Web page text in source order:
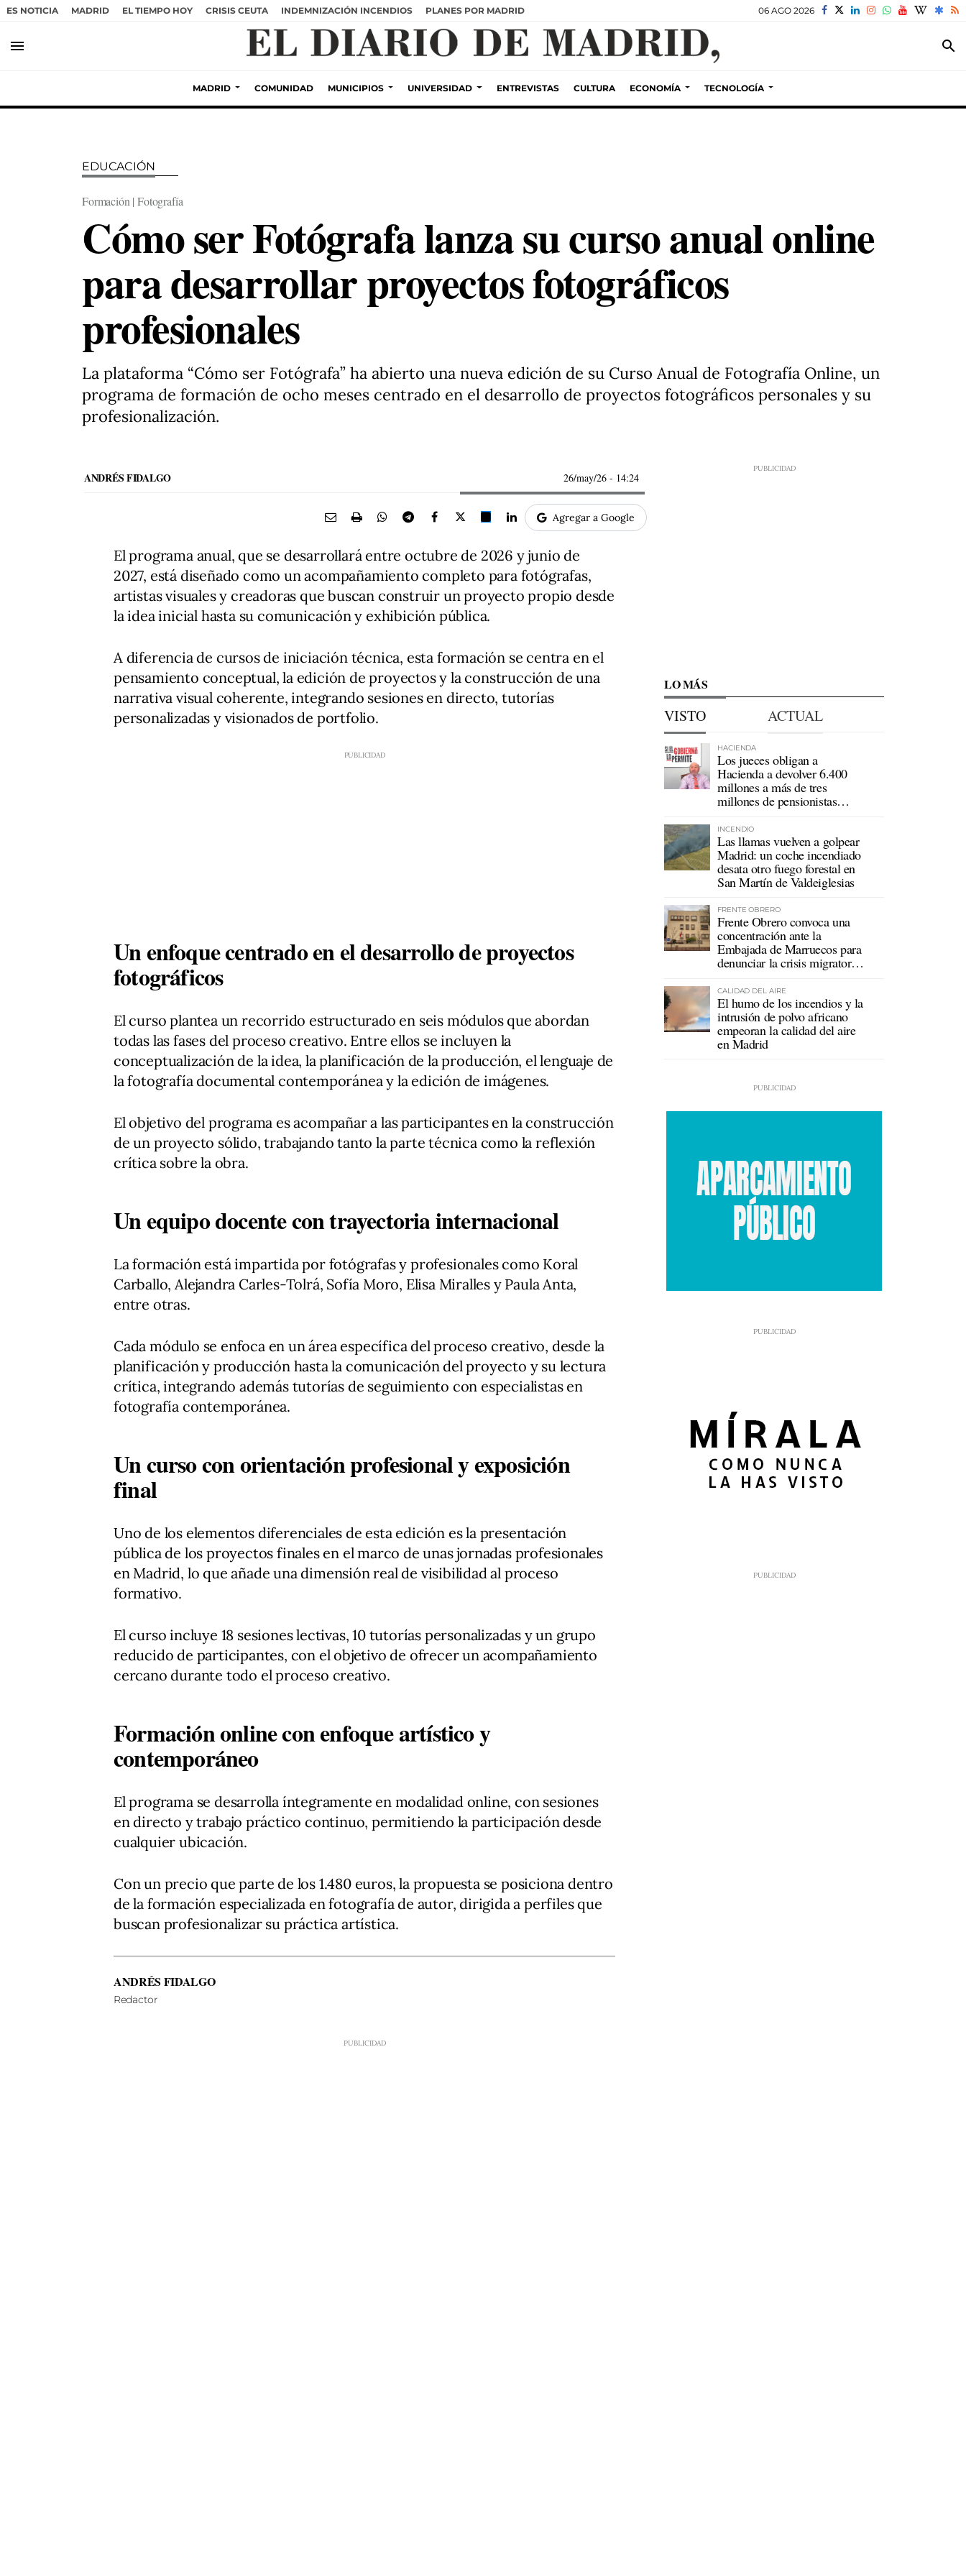
ES NOTICIA MADRID EL TIEMPO HOY CRISIS CEUTA INDEMNIZACIÓN INCENDIOS PLANES POR MADRID 06 AGO 2026
menu search
MADRID COMUNIDAD MUNICIPIOS UNIVERSIDAD ENTREVISTAS CULTURA ECONOMÍA TECNOLOGÍA
EDUCACIÓN
Formación | Fotografía
Cómo ser Fotógrafa lanza su curso anual online
para desarrollar proyectos fotográficos
profesionales
La plataforma “Cómo ser Fotógrafa” ha abierto una nueva edición de su Curso Anual de Fotografía Online, un
programa de formación de ocho meses centrado en el desarrollo de proyectos fotográficos personales y su
profesionalización.
ANDRÉS FIDALGO 26/may/26 - 14:24
Agregar a Google
El programa anual, que se desarrollará entre octubre de 2026 y junio de
2027, está diseñado como un acompañamiento completo para fotógrafas,
artistas visuales y creadoras que buscan construir un proyecto propio desde
la idea inicial hasta su comunicación y exhibición pública.
A diferencia de cursos de iniciación técnica, esta formación se centra en el
pensamiento conceptual, la edición de proyectos y la construcción de una
narrativa visual coherente, integrando sesiones en directo, tutorías
personalizadas y visionados de portfolio.
Un enfoque centrado en el desarrollo de proyectos
fotográficos
El curso plantea un recorrido estructurado en seis módulos que abordan
todas las fases del proceso creativo. Entre ellos se incluyen la
conceptualización de la idea, la planificación de la producción, el lenguaje de
la fotografía documental contemporánea y la edición de imágenes.
El objetivo del programa es acompañar a las participantes en la construcción
de un proyecto sólido, trabajando tanto la parte técnica como la reflexión
crítica sobre la obra.
Un equipo docente con trayectoria internacional
La formación está impartida por fotógrafas y profesionales como Koral
Carballo, Alejandra Carles-Tolrá, Sofía Moro, Elisa Miralles y Paula Anta,
entre otras.
Cada módulo se enfoca en un área específica del proceso creativo, desde la
planificación y producción hasta la comunicación del proyecto y su lectura
crítica, integrando además tutorías de seguimiento con especialistas en
fotografía contemporánea.
Un curso con orientación profesional y exposición
final
Uno de los elementos diferenciales de esta edición es la presentación
pública de los proyectos finales en el marco de unas jornadas profesionales
en Madrid, lo que añade una dimensión real de visibilidad al proceso
formativo.
El curso incluye 18 sesiones lectivas, 10 tutorías personalizadas y un grupo
reducido de participantes, con el objetivo de ofrecer un acompañamiento
cercano durante todo el proceso creativo.
Formación online con enfoque artístico y
contemporáneo
El programa se desarrolla íntegramente en modalidad online, con sesiones
en directo y trabajo práctico continuo, permitiendo la participación desde
cualquier ubicación.
Con un precio que parte de los 1.480 euros, la propuesta se posiciona dentro
de la formación especializada en fotografía de autor, dirigida a perfiles que
buscan profesionalizar su práctica artística.
ANDRÉS FIDALGO
Redactor
LO MÁS
VISTO ACTUAL
HACIENDA
Los jueces obligan a
Hacienda a devolver 6.400
millones a más de tres
millones de pensionistas
INCENDIO
Las llamas vuelven a golpear
Madrid: un coche incendiado
desata otro fuego forestal en
San Martín de Valdeiglesias
FRENTE OBRERO
Frente Obrero convoca una
concentración ante la
Embajada de Marruecos para
denunciar la crisis migratoria
CALIDAD DEL AIRE
El humo de los incendios y la
intrusión de polvo africano
empeoran la calidad del aire
en Madrid